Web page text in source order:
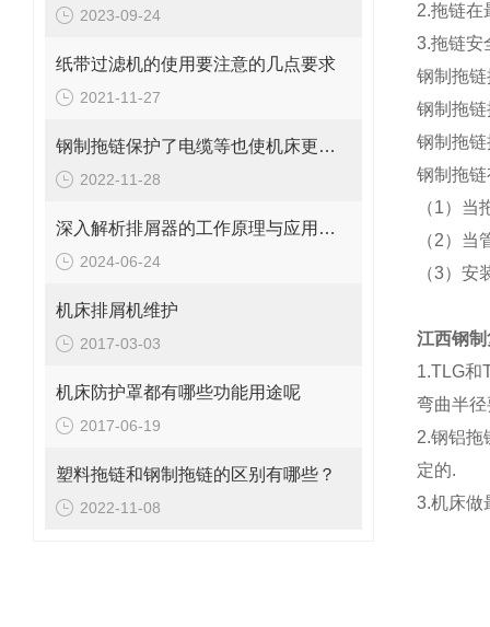
2023-09-24
纸带过滤机的使用要注意的几点要求
2021-11-27
钢制拖链保护了电缆等也使机床更美观
2022-11-28
深入解析排屑器的工作原理与应用价值
2024-06-24
机床排屑机维护
2017-03-03
机床防护罩都有哪些功能用途呢
2017-06-19
塑料拖链和钢制拖链的区别有哪些？
2022-11-08
2.拖链在
3.拖链安
钢制拖
钢制拖
钢制拖
钢制拖
（1）
（2）
（3）
江西钢
1.TLG和
弯曲半
2.钢铝拖
定的.
3.机床做